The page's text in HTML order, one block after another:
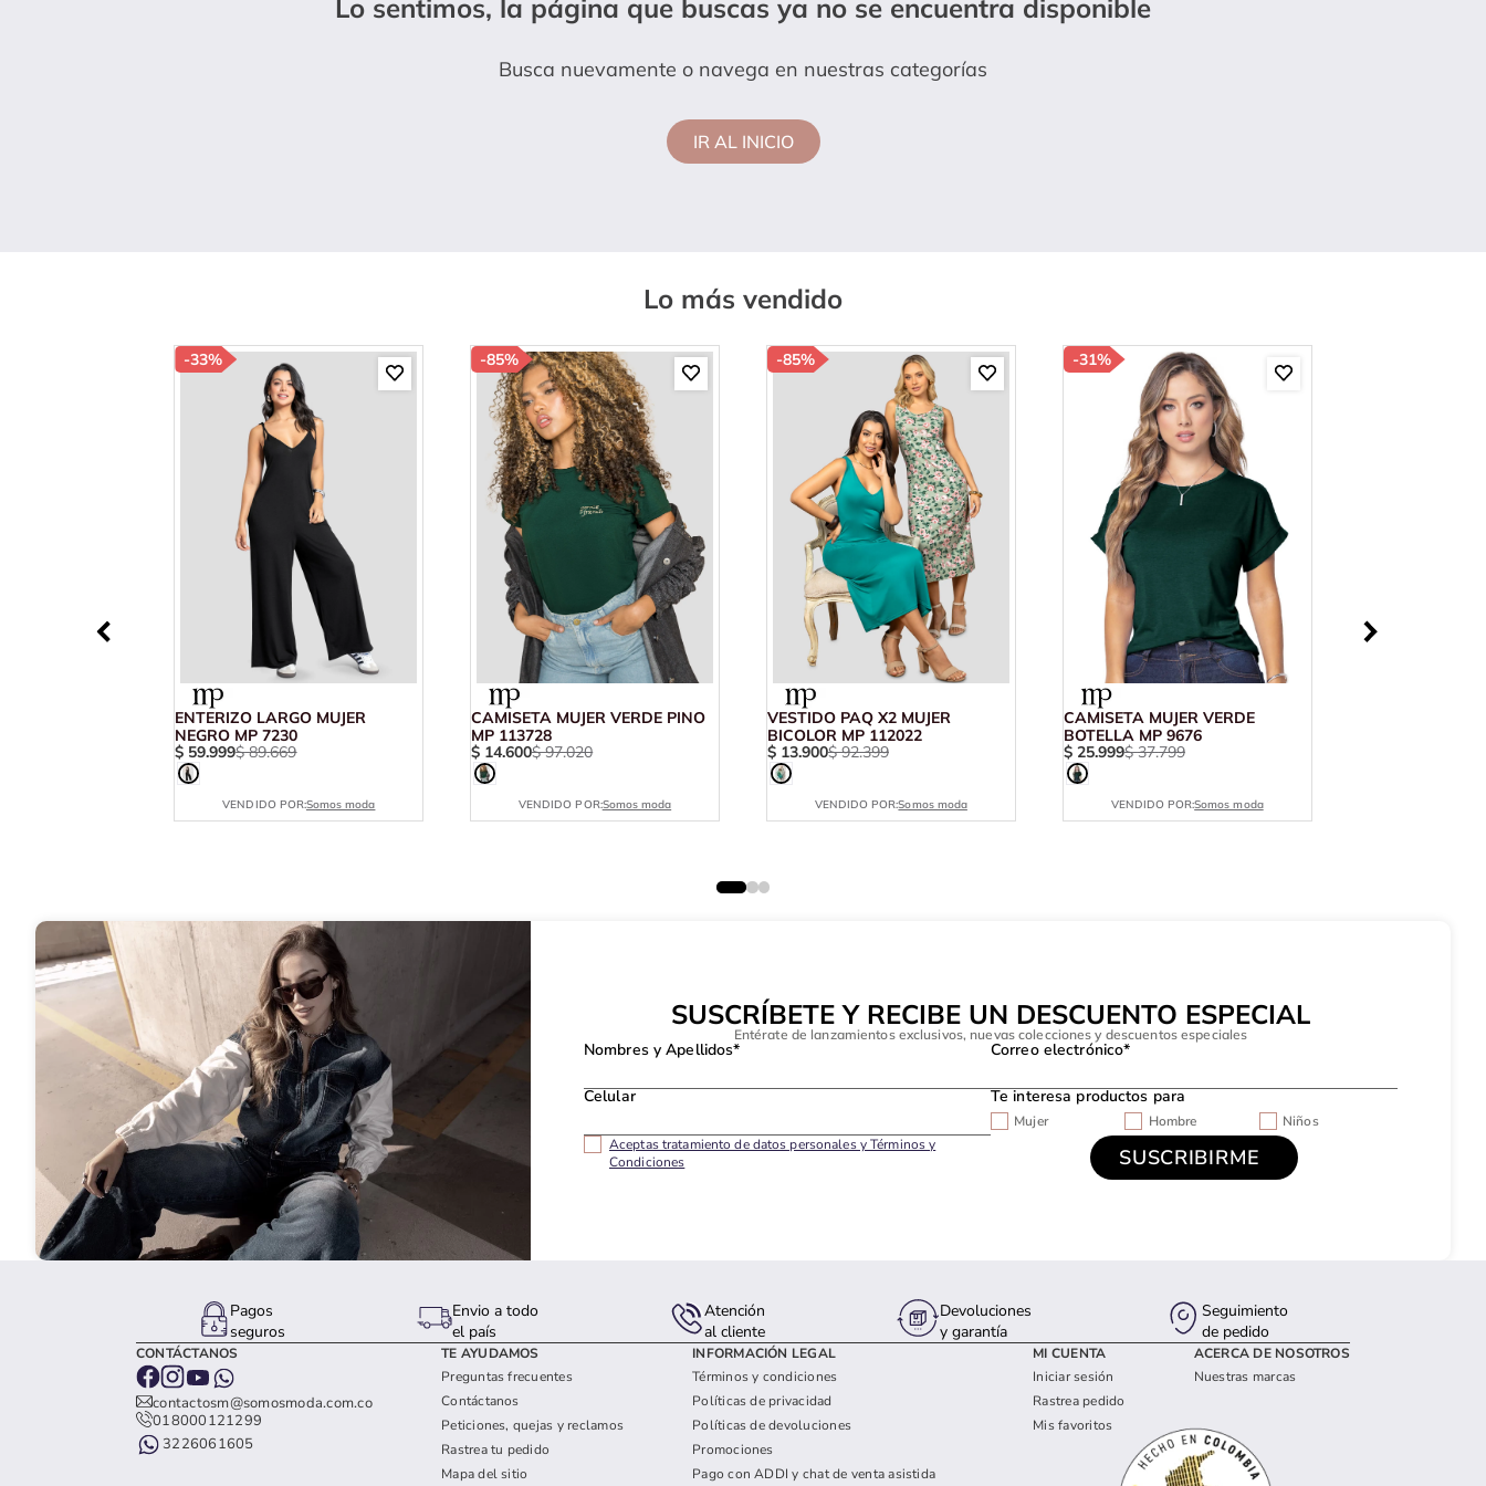
Lo sentimos, la página que buscas ya no se encuentra disponible
Busca nuevamente o navega en nuestras categorías
IR AL INICIO
Lo más vendido
-33%
ENTERIZO LARGO MUJER
NEGRO MP 7230
$ 59.999$ 89.669
VENDIDO POR:Somos moda
-85%
CAMISETA MUJER VERDE PINO
MP 113728
$ 14.600$ 97.020
VENDIDO POR:Somos moda
-85%
VESTIDO PAQ X2 MUJER
BICOLOR MP 112022
$ 13.900$ 92.399
VENDIDO POR:Somos moda
-31%
CAMISETA MUJER VERDE
BOTELLA MP 9676
$ 25.999$ 37.799
VENDIDO POR:Somos moda
SUSCRÍBETE Y RECIBE UN DESCUENTO ESPECIAL
Entérate de lanzamientos exclusivos, nuevas colecciones y descuentos especiales
Nombres y Apellidos* Correo electrónico*
Celular Te interesa productos para
Mujer Hombre
Niños
Aceptas tratamiento de datos personales y Términos y
Condiciones
Pagos
seguros
Envio a todo
el país
Atención
al cliente
Devoluciones
y garantía
Seguimiento
de pedido
CONTÁCTANOS
contactosm@somosmoda.com.co
018000121299
3226061605
TE AYUDAMOS
Preguntas frecuentes
Contáctanos
Peticiones, quejas y reclamos
Rastrea tu pedido
Mapa del sitio
INFORMACIÓN LEGAL
Términos y condiciones
Políticas de privacidad
Políticas de devoluciones
Promociones
Pago con ADDI y chat de venta asistida
MI CUENTA
Iniciar sesión
Rastrea pedido
Mis favoritos
ACERCA DE NOSOTROS
Nuestras marcas
10. short